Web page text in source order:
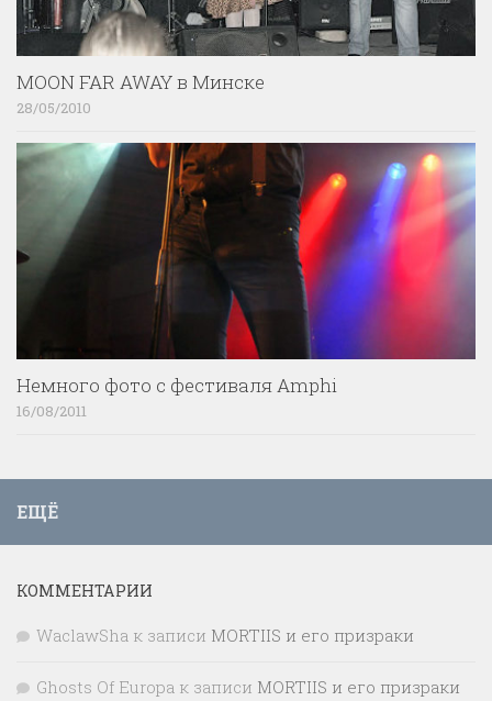
MOON FAR AWAY в Минске
28/05/2010
Немного фото с фестиваля Amphi
16/08/2011
ЕЩЁ
КОММЕНТАРИИ
WaclawSha к записи MORTIIS и его призраки
Ghosts Of Europa к записи MORTIIS и его призраки